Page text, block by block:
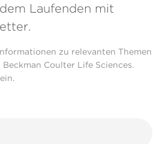
Laufenden mit
zu relevanten Themen
Coulter Life Sciences.